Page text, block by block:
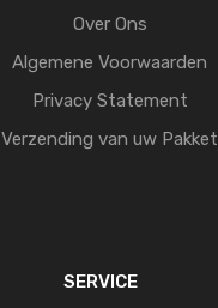
Over Ons
Algemene Voorwaarden
Privacy Statement
Verzending van uw Pakket
SERVICE